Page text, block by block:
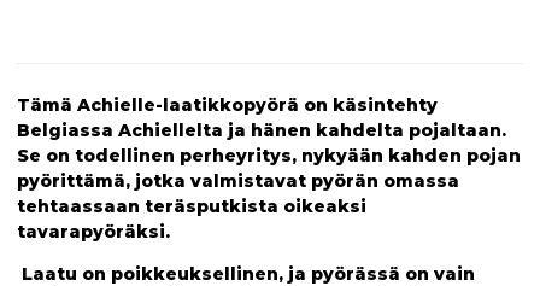
Tämä Achielle-laatikkopyörä on käsintehty
Belgiassa Achiellelta ja hänen kahdelta pojaltaan.
Se on todellinen perheyritys, nykyään kahden pojan
pyörittämä, jotka valmistavat pyörän omassa
tehtaassaan teräsputkista oikeaksi
tavarapyöräksi.
Laatu on poikkeuksellinen, ja pyörässä on vain